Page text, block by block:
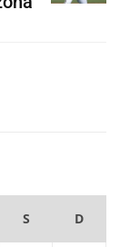
S D